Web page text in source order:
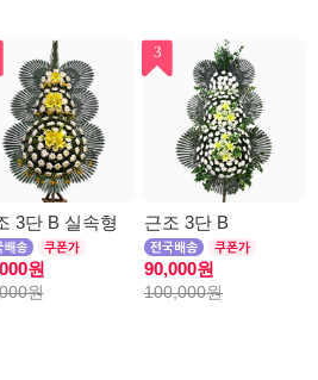
3단 B 실속형
원
원
3
근조 3단 B
90,000원
100,000원